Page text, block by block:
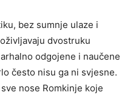
bez sumnje ulaze i
dvostruku
odgojene i naučene
često nisu ga ni svjesne.
nose Romkinje koje